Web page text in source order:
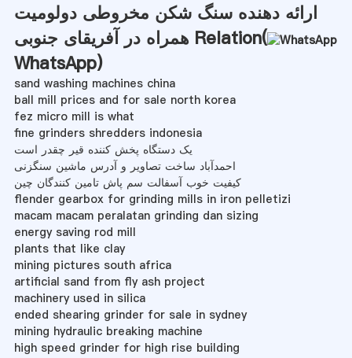
ارائه دهنده سنگ شکن مخروطی دولومیت
همراه در آفریقای جنوبی Relation(
WhatsApp)
sand washing machines china
ball mill prices and for sale north korea
fez micro mill is what
fine grinders shredders indonesia
یک دستگاه پخش کننده قیر چقدر است
احمدآباد ساخت تصاویر و آدرس ماشین سنگزنی
کیفیت خوب آسفالت سم پاش تامین کنندگان چین
flender gearbox for grinding mills in iron pelletizi
macam macam peralatan grinding dan sizing
energy saving rod mill
plants that like clay
mining pictures south africa
artificial sand from fly ash project
machinery used in silica
ended shearing grinder for sale in sydney
mining hydraulic breaking machine
high speed grinder for high rise building